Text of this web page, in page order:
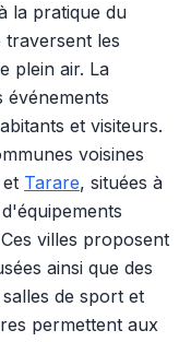
la pratique du
traversent les
plein air. La
événements
et visiteurs.
voisines
Tarare, situées à
villes proposent
ainsi que des
de sport et
permettent aux